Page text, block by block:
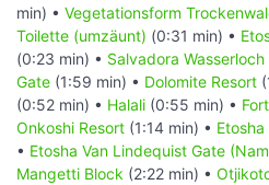
min) • Vegetationsform
Toilette (umzäunt) (0:31 min) •
(0:23 min) • Salvadora Wasserloch
Gate (1:59 min) • Dolomite Resort
(0:52 min) • Halali (0:55 min) •
Onkoshi Resort (1:14 min) •
• Etosha Van Lindequist Gate
Mangetti Block (2:22 min) •